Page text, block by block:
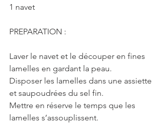
1 navet
PREPARATION :
Laver le navet et le découper en fines
lamelles en gardant la peau.
Disposer les lamelles dans une assiette
et saupoudrées du sel fin.
Mettre en réserve le temps que les
lamelles s’assouplissent.